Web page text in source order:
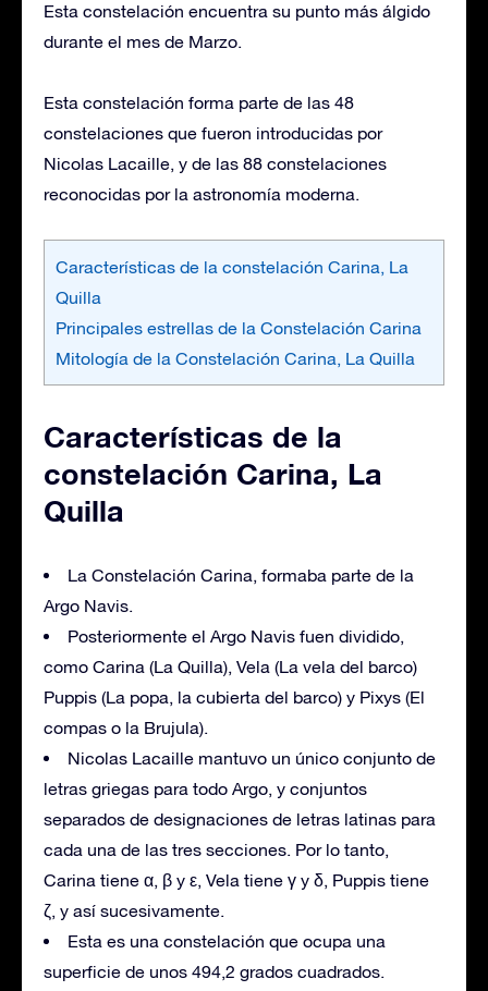
Esta constelación encuentra su punto más álgido
durante el mes de Marzo.
Esta constelación forma parte de las 48
constelaciones que fueron introducidas por
Nicolas Lacaille, y de las 88 constelaciones
reconocidas por la astronomía moderna.
Características de la constelación Carina, La
Quilla
Principales estrellas de la Constelación Carina
Mitología de la Constelación Carina, La Quilla
Características de la
constelación Carina, La
Quilla
La Constelación Carina, formaba parte de la
Argo Navis.
Posteriormente el Argo Navis fuen dividido,
como Carina (La Quilla), Vela (La vela del barco)
Puppis (La popa, la cubierta del barco) y Pixys (El
compas o la Brujula).
Nicolas Lacaille mantuvo un único conjunto de
letras griegas para todo Argo, y conjuntos
separados de designaciones de letras latinas para
cada una de las tres secciones. Por lo tanto,
Carina tiene α, β y ε, Vela tiene γ y δ, Puppis tiene
ζ, y así sucesivamente.
Esta es una constelación que ocupa una
superficie de unos 494,2 grados cuadrados.